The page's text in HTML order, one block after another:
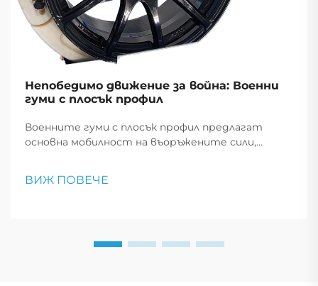
Непобедимо движение за война: Военни
гуми с плосък профил
Военните гуми с плосък профил предлагат
основна мобилност на въоръжените сили,
от съществено значение за тактически
ВИЖ ПОВЕЧЕ